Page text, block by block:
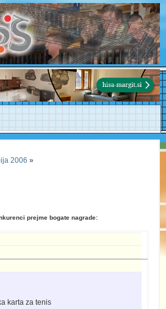
2006 »
prejme bogate nagrade:
karta za tenis